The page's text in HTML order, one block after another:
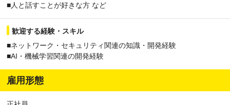
■人と話すことが好きな方 など
歓迎する経験・スキル
■ネットワーク・セキュリティ関連の知識・開発経験
■AI・機械学習関連の開発経験
雇用形態